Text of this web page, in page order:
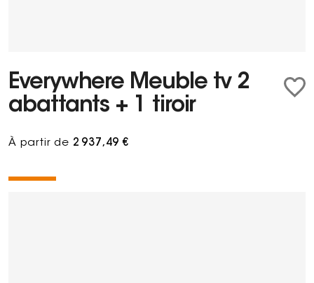
Everywhere Meuble tv 2
abattants + 1 tiroir
À partir de 2 937,49 €